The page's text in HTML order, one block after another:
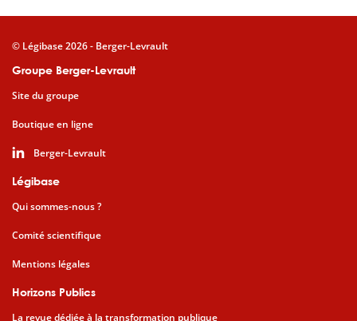
Groupe Berger-Levrault
Site du groupe
Boutique en ligne
Berger-Levrault
Légibase
Qui sommes-nous ?
Comité scientifique
Mentions légales
Horizons Publics
La revue dédiée à la transformation publique
© Légibase 2026 - Berger-Levrault